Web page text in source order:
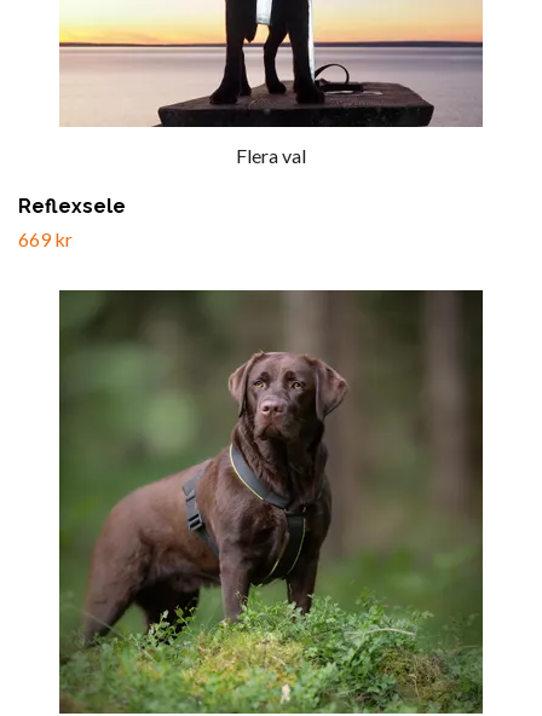
Flera val
Reflexsele
669 kr